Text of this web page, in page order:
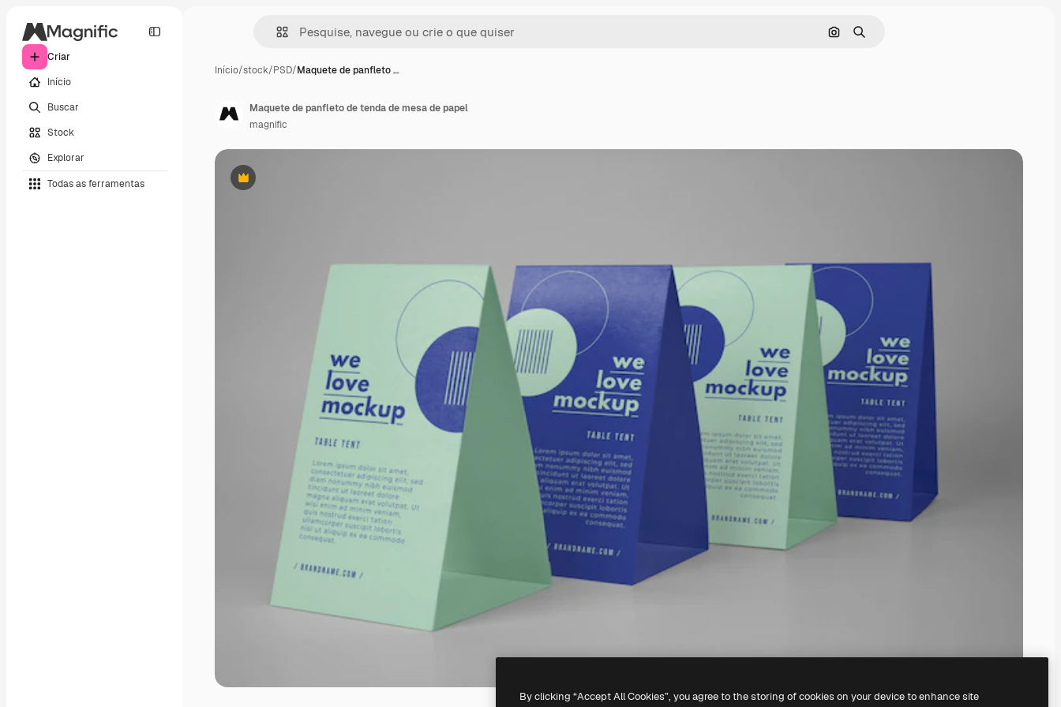
Criar
Início
Buscar
Stock
Explorar
Todas as ferramentas
Pesquisar por imagem
Buscar
Início/stock/PSD/Maquete de panfleto …
Premium
Maquete de panfleto de tenda de mesa de papel
magnific
By clicking “Accept All Cookies”, you agree to the storing of cookies on your device to enhance site